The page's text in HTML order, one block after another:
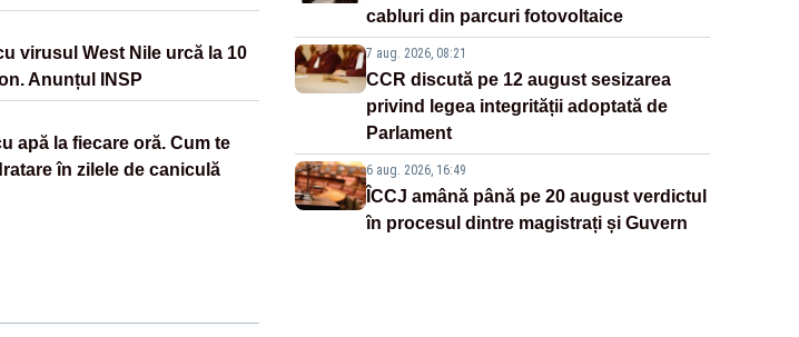
virusul West Nile urcă la 10
Anunțul INSP
apă la fiecare oră. Cum te
în zilele de caniculă
cabluri din parcuri fotovoltaice
7 aug. 2026, 08:21
CCR discută pe 12 august sesizarea
privind legea integrității adoptată de
Parlament
6 aug. 2026, 16:49
ÎCCJ amână până pe 20 august verdictul
în procesul dintre magistrați și Guvern